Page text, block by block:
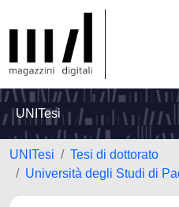
UNITesi
UNITesi
Tesi di dottorato
Università degli Studi di